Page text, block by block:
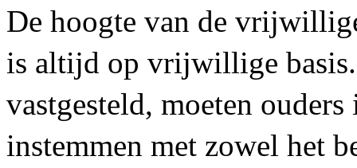
De hoogte van de
is altijd op vrijwillige
vastgesteld, moeten ouders
instemmen met zowel het